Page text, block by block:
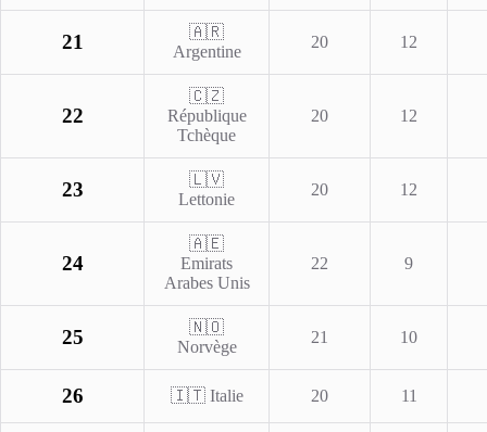
21
🇦🇷
Argentine
20 12
22
🇨🇿
République
Tchèque
20 12
23
🇱🇻
Lettonie
20 12
24
🇦🇪
Emirats
Arabes Unis
22 9
25
🇳🇴
Norvège
21 10
26 🇮🇹 Italie 20 11